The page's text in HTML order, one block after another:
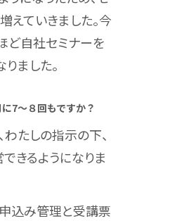
えていきました。今
ど自社セミナーを
ました。
7〜８回もですか？
たしの指示の下、
きるようになりま
込み管理と受講票